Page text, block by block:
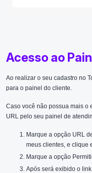
Acesso ao
Ao realizar o seu cadastro no
para o painel do cliente.
Caso você não possua mais o
URL pelo seu painel de
Marque a opção URL
meus clientes, e clique
Marque a opção
Após será exibido o